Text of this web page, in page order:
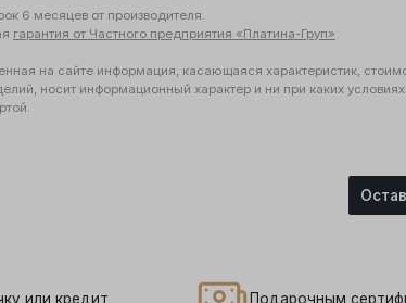
6 месяцев от производителя.
гарантия от Частного предприятия «Платина-Груп».
на сайте информация, касающаяся характеристик,
носит информационный характер и ни при каких
или кредит Подарочным